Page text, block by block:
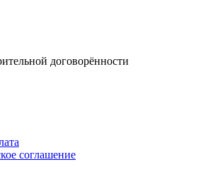
договорённости
соглашение